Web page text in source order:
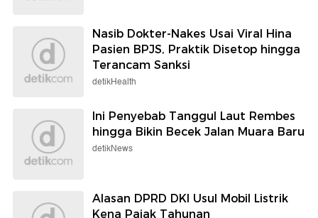
Nasib Dokter-Nakes Usai Viral Hina
Pasien BPJS, Praktik Disetop hingga
Terancam Sanksi
detikHealth
Ini Penyebab Tanggul Laut Rembes
hingga Bikin Becek Jalan Muara Baru
detikNews
Alasan DPRD DKI Usul Mobil Listrik
Kena Pajak Tahunan